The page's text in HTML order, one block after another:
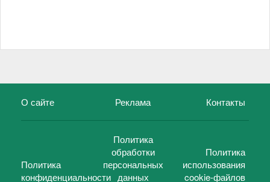
О сайте Реклама Контакты
Политика
конфиденциальности
Политика
обработки
персональных
данных
Политика
использования
cookie-файлов